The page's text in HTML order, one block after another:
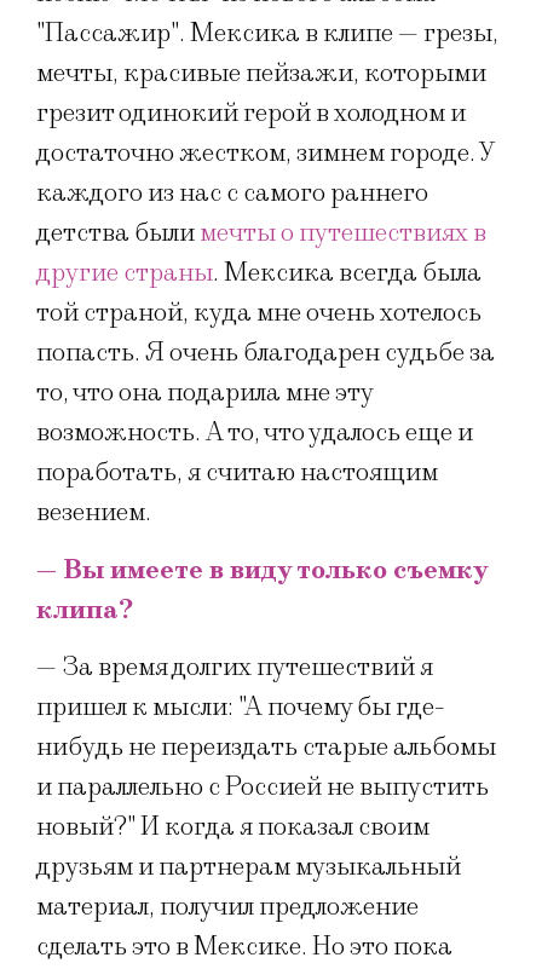
"Пассажир". Мексика в клипе — грезы,
мечты, красивые пейзажи, которыми
грезит одинокий герой в холодном и
достаточно жестком, зимнем городе. У
каждого из нас с самого раннего
детства былимечты о путешествиях в
другие страны. Мексика всегда была
той страной, куда мне очень хотелось
попасть. Я очень благодарен судьбе за
то, что она подарила мне эту
возможность. А то, что удалось еще и
поработать, я считаю настоящим
везением.
— Вы имеете в виду только съемку
клипа?
— За время долгих путешествий я
пришел к мысли: "А почему бы где-
нибудь не переиздать старые альбомы
и параллельно с Россией не выпустить
новый?" И когда я показал своим
друзьям и партнерам музыкальный
материал, получил предложение
сделать это в Мексике. Но это пока